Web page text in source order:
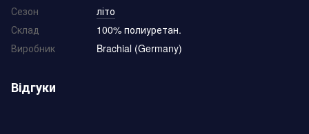
Сезон
літо
Склад
100% полиуретан.
Виробник
Brachial (Germany)
Відгуки